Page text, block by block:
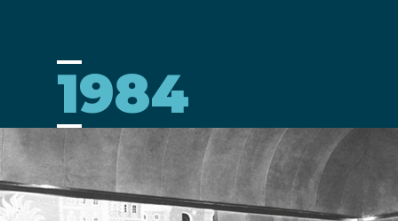
1984